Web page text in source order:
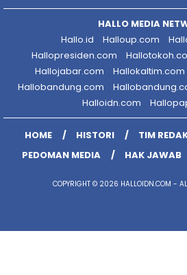
HALLO MEDIA
Hallo.id
Halloup.com
Hallopresiden.com
Hallojabar.com
Hallokaltim.com
Hallobandung.com
Halloidn.com
HOME HISTORI TIM
PEDOMAN MEDIA
HAK JAWAB
COPYRIGHT © 2026 HALLOIDN.COM -